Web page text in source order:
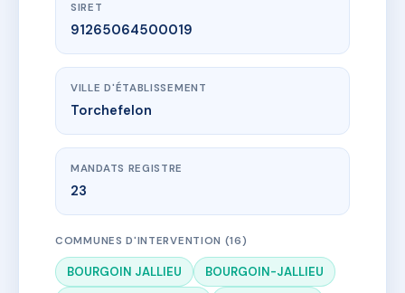
SIRET
91265064500019
VILLE D'ÉTABLISSEMENT
Torchefelon
MANDATS REGISTRE
23
COMMUNES D'INTERVENTION (16)
BOURGOIN JALLIEU
BOURGOIN-JALLIEU